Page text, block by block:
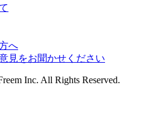
へ
見をお聞かせください
Inc. All Rights Reserved.